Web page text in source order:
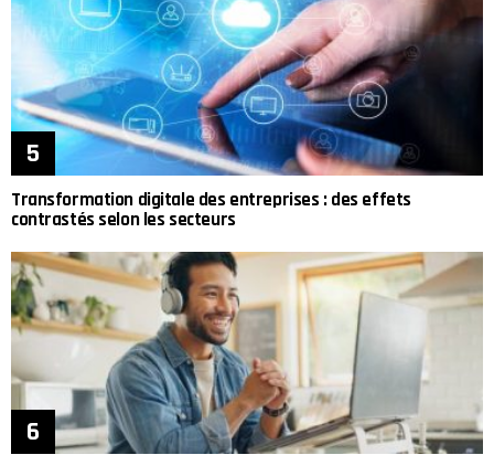
Transformation digitale des entreprises : des effets
contrastés selon les secteurs